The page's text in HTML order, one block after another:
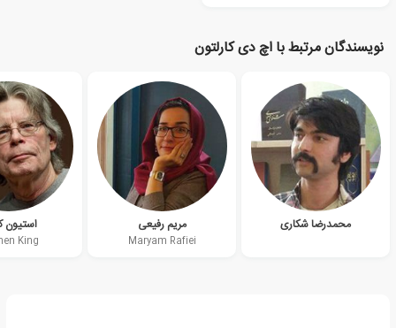
نویسندگان مرتبط با اچ دی کارلتون
محمدرضا شکاری مریم رفیعی
Maryam Rafiei
استیون
King